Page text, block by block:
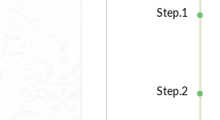
Step.1
Step.2